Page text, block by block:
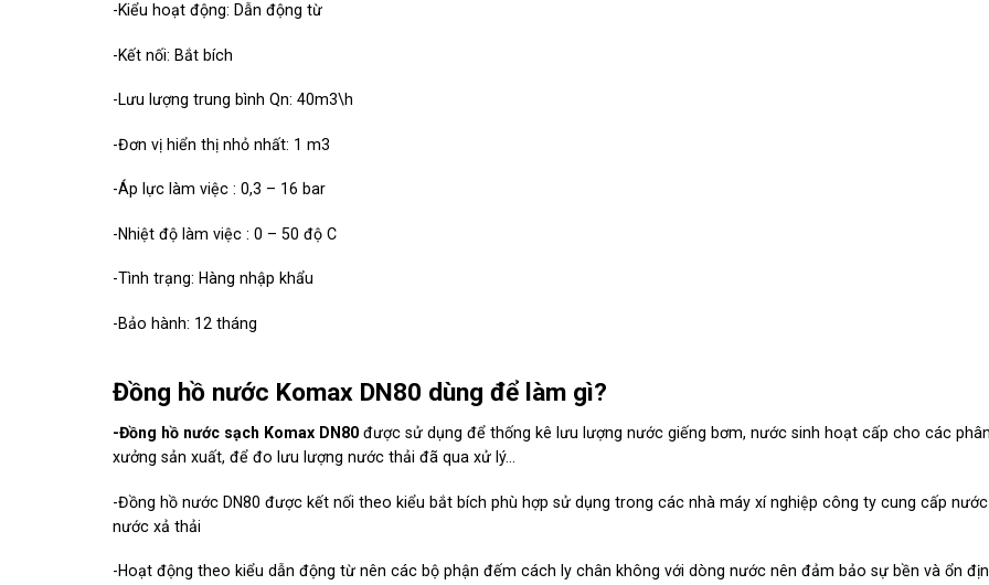
-Kiểu hoạt động: Dẫn động từ
-Kết nối: Bắt bích
-Lưu lượng trung bình Qn: 40m3\h
-Đơn vị hiển thị nhỏ nhất: 1 m3
-Áp lực làm việc : 0,3 – 16 bar
-Nhiệt độ làm việc : 0 – 50 độ C
-Tình trạng: Hàng nhập khẩu
-Bảo hành: 12 tháng
Đồng hồ nước Komax DN80 dùng để làm gì?
-Đồng hồ nước sạch Komax DN80 được sử dụng để thống kê lưu lượng nước giếng bơm, nước sinh hoạt cấp cho các
xưởng sản xuất, để đo lưu lượng nước thải đã qua xử lý…
-Đồng hồ nước DN80 được kết nối theo kiểu bắt bích phù hợp sử dụng trong các nhà máy xí nghiệp công ty cung cấp
nước xả thải
-Hoạt động theo kiểu dẫn động từ nên các bộ phận đếm cách ly chân không với dòng nước nên đảm bảo sự bền và ổn